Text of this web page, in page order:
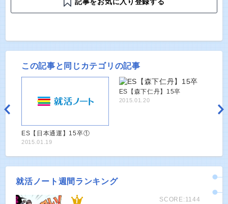
記事をお気に入り登録する
この記事と同じカテゴリの記事
ES【日本通運】15卒①
2015.01.19
ES【森下仁丹】15卒
2015.01.20
就活ノート週間ランキング
SCORE:1144